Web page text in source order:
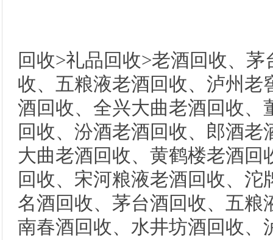
回收>礼品回收>老酒回收、
收、五粮液老酒回收、泸州
酒回收、全兴大曲老酒回收、
回收、汾酒老酒回收、郎酒
大曲老酒回收、黄鹤楼老酒
回收、宋河粮液老酒回收、沱
名酒回收、茅台酒回收、五粮
南春酒回收、水井坊酒回收、